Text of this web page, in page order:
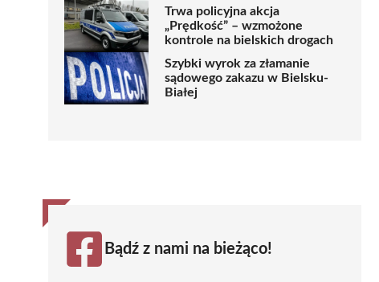
Trwa policyjna akcja
„Prędkość” – wzmożone
kontrole na bielskich drogach
Szybki wyrok za złamanie
sądowego zakazu w Bielsku-
Białej
Bądź z nami na bieżąco!